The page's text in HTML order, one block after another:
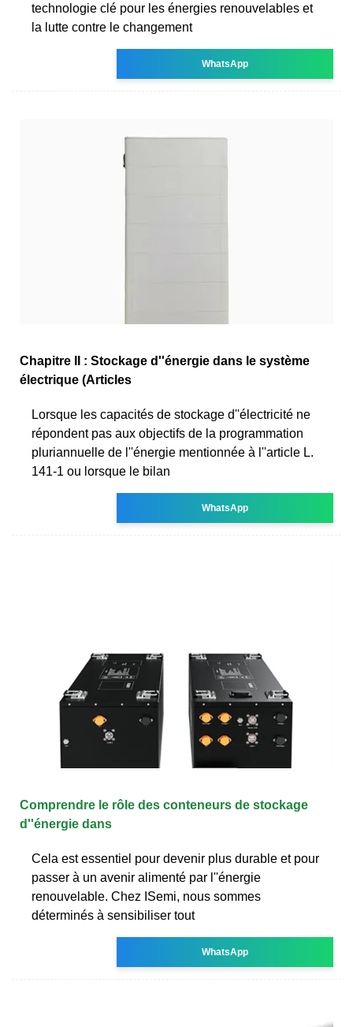
technologie clé pour les énergies renouvelables et
la lutte contre le changement
WhatsApp
Chapitre II : Stockage d''énergie dans le système
électrique (Articles
Lorsque les capacités de stockage d''électricité ne
répondent pas aux objectifs de la programmation
pluriannuelle de l''énergie mentionnée à l''article L.
141-1 ou lorsque le bilan
WhatsApp
Comprendre le rôle des conteneurs de stockage
d''énergie dans
Cela est essentiel pour devenir plus durable et pour
passer à un avenir alimenté par l''énergie
renouvelable. Chez ISemi, nous sommes
déterminés à sensibiliser tout
WhatsApp